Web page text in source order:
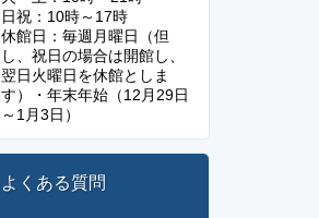
日祝：10時～17時
休館日：毎週月曜日（但
し、祝日の場合は開館し、
翌日火曜日を休館としま
す）・年末年始（12月29日
～1月3日）
よくある質問